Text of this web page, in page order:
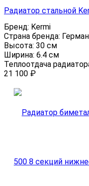
Радиатор стальной
Бренд: Kermi
Страна бренда:
Высота: 30 см
Ширина: 6.4 см
Теплоотдача
21 100 ₽